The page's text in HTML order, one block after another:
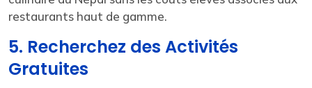
restaurants haut de gamme.
5. Recherchez des Activités
Gratuites